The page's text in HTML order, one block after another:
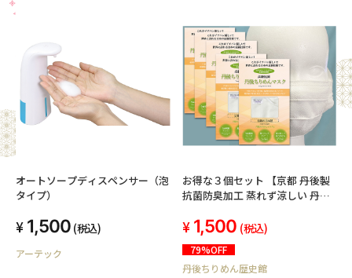
オートソープディスペンサー（泡
タイプ）
1,500 (税込)
アーテック
お得な３個セット 【京都 丹後製
抗菌防臭加工 蒸れず涼しい 丹後
向き Ｍサイズ 】風合い良いフィ
ット感 飛沫 黄砂 花粉予防 丹後シ
ボちりめん生地使用 巾
16cm×13cm 1枚入り 洗濯して
1,500 (税込)
79%OFF
丹後ちりめん歴史館